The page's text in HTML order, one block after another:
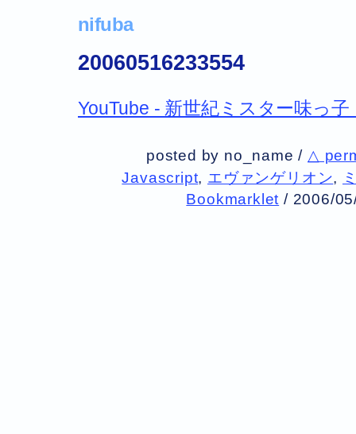
nifuba
20060516233554
YouTube - 新世紀ミスター味っ子
posted by no_name / △
Javascript, エヴァンゲリオン,
Bookmarklet / 2006/